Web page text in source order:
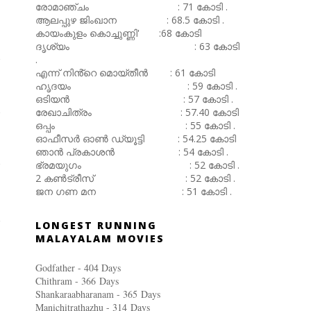
രോമാഞ്ചം : 71 കോടി .
ആലപ്പുഴ ജിംഖാന : 68.5 കോടി .
കായംകുളം കൊച്ചുണ്ണി' :68 കോടി
ദൃശ്യം : 63 കോടി
.
എന്ന് നിൻ്റെ മൊയ്തീൻ : 61 കോടി
ഹൃദയം : 59 കോടി .
ഒടിയൻ : 57 കോടി .
രേഖാചിത്രം : 57.40 കോടി
ഒപ്പം : 55 കോടി .
ഓഫീസർ ഓൺ ഡ്യൂട്ടി : 54.25 കോടി
ഞാൻ പ്രകാശൻ : 54 കോടി .
ഭ്രമയുഗം : 52 കോടി .
2 കൺട്രീസ് : 52 കോടി .
ജന ഗണ മന : 51 കോടി .
LONGEST RUNNING
MALAYALAM MOVIES
Godfather - 404 Days
Chithram - 366 Days
Shankaraabharanam - 365 Days
Manichitrathazhu - 314 Days